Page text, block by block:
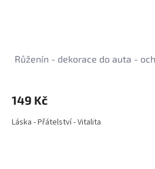
Růženín - dekorace do auta -
149 Kč
Láska - Přátelství - Vitalita